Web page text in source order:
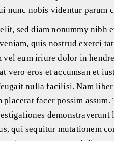
nunc nobis videntur parum
sed diam nonummy nibh
quis nostrud exerci
eum iriure dolor in
vero eros et accumsan et
nulla facilisi. Nam
facer possim
demonstraverunt
qui sequitur mutationem